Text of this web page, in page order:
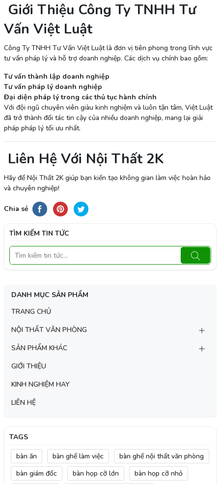
Giới Thiệu Công Ty TNHH Tư
Vấn Việt Luật
Công Ty TNHH Tư Vấn Việt Luật là đơn vị tiên phong trong lĩnh vực
tư vấn pháp lý và hỗ trợ doanh nghiệp. Các dịch vụ chính bao gồm:
Tư vấn thành lập doanh nghiệp
Tư vấn pháp lý doanh nghiệp
Đại diện pháp lý trong các thủ tục hành chính
Với đội ngũ chuyên viên giàu kinh nghiệm và luôn tận tâm, Việt Luật
đã trở thành đối tác tin cậy của nhiều doanh nghiệp, mang lại giải
pháp pháp lý tối ưu nhất.
Liên Hệ Với Nội Thất 2K
Hãy để Nội Thất 2K giúp bạn kiến tạo không gian làm việc hoàn hảo
và chuyên nghiệp!
Chia sẻ
TÌM KIẾM TIN TỨC
DANH MỤC SẢN PHẨM
TRANG CHỦ
NỘI THẤT VĂN PHÒNG
SẢN PHẨM KHÁC
GIỚI THIỆU
KINH NGHIỆM HAY
LIÊN HỆ
TAGS
bàn ăn bàn ghế làm việc
bàn ghế nội thất văn phòng
bàn giám đốc
bàn họp cỡ lớn bàn họp cỡ nhỏ